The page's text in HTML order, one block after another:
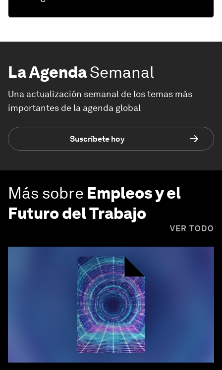
La AgendaSemanal
Una actualización semanal de los temas más
importantes de la agenda global
Suscríbete hoy
Más sobre Empleos y el
Futuro del Trabajo
VER TODO